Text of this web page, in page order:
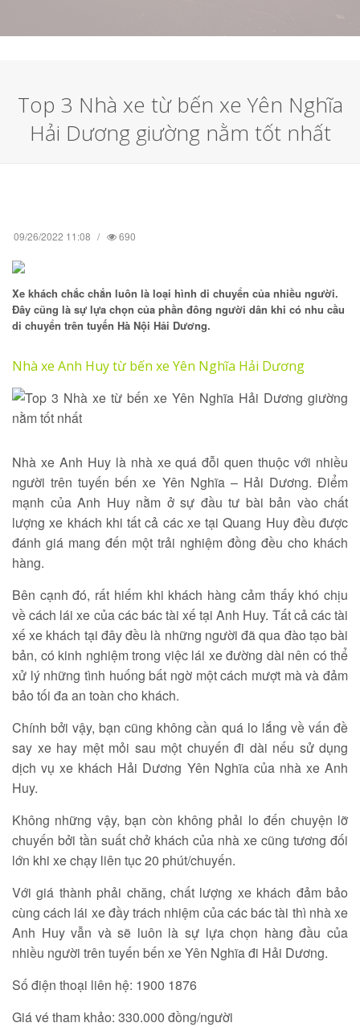
Tìm kiếm
Top 3 Nhà xe từ bến xe Yên Nghĩa
Hải Dương giường nằm tốt nhất
09/26/2022 11:08 690
Xe khách chắc chắn luôn là loại hình di chuyển của nhiều người.
Đây cũng là sự lựa chọn của phần đông người dân khi có nhu cầu
di chuyển trên tuyến Hà Nội Hải Dương.
Nhà xe Anh Huy từ bến xe Yên Nghĩa Hải Dương
Nhà xe Anh Huy là nhà xe quá đỗi quen thuộc với nhiều
người trên tuyến bến xe Yên Nghĩa – Hải Dương. Điểm
mạnh của Anh Huy nằm ở sự đầu tư bài bản vào chất
lượng xe khách khi tất cả các xe tại Quang Huy đều được
đánh giá mang đến một trải nghiệm đồng đều cho khách
hàng.
Bên cạnh đó, rất hiếm khi khách hàng cảm thấy khó chịu
về cách lái xe của các bác tài xế tại Anh Huy. Tất cả các tài
xế xe khách tại đây đều là những người đã qua đào tạo bài
bản, có kinh nghiệm trong việc lái xe đường dài nên có thể
xử lý những tình huống bất ngờ một cách mượt mà và đảm
bảo tối đa an toàn cho khách.
Chính bởi vậy, bạn cũng không cần quá lo lắng về vấn đề
say xe hay mệt mỏi sau một chuyến đi dài nếu sử dụng
dịch vụ xe khách Hải Dương Yên Nghĩa của nhà xe Anh
Huy.
Không những vậy, bạn còn không phải lo đến chuyện lỡ
chuyến bởi tần suất chở khách của nhà xe cũng tương đối
lớn khi xe chạy liên tục 20 phút/chuyến.
Với giá thành phải chăng, chất lượng xe khách đảm bảo
cùng cách lái xe đầy trách nhiệm của các bác tài thì nhà xe
Anh Huy vẫn và sẽ luôn là sự lựa chọn hàng đầu của
nhiều người trên tuyến bến xe Yên Nghĩa đi Hải Dương.
Số điện thoại liên hệ: 1900 1876
Giá vé tham khảo: 330.000 đồng/người